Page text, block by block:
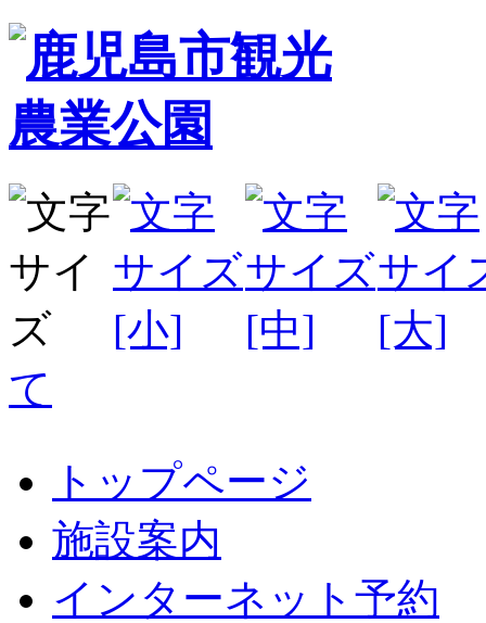
て
トップページ
施設案内
インターネット予約